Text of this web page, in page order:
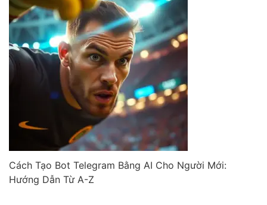
Cách Tạo Bot Telegram Bằng AI Cho Người Mới:
Hướng Dẫn Từ A-Z